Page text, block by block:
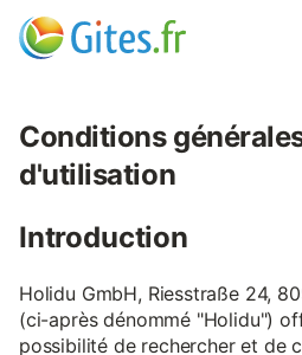
Conditions
d'utilisation
Introduction
Holidu GmbH, Riesstraße 24,
(ci-après dénommé "Holidu")
possibilité de rechercher et de